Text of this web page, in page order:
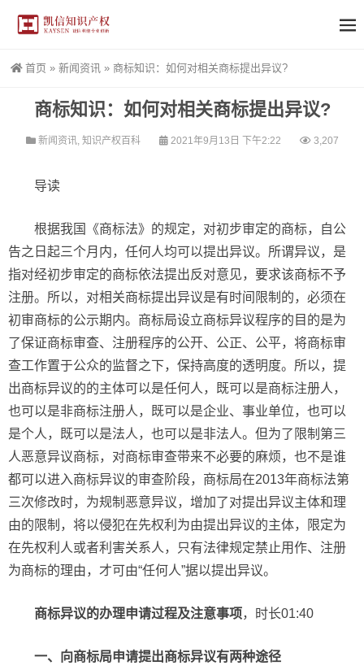
首页 » 新闻资讯 » 商标知识：如何对相关商标提出异议?
商标知识：如何对相关商标提出异议?
新闻资讯, 知识产权百科 2021年9月13日 下午2:22 3,207
导读
根据我国《商标法》的规定，对初步审定的商标，自公
告之日起三个月内，任何人均可以提出异议。所谓异议，是
指对经初步审定的商标依法提出反对意见，要求该商标不予
注册。所以，对相关商标提出异议是有时间限制的，必须在
初审商标的公示期内。商标局设立商标异议程序的目的是为
了保证商标审查、注册程序的公开、公正、公平，将商标审
查工作置于公众的监督之下，保持高度的透明度。所以，提
出商标异议的的主体可以是任何人，既可以是商标注册人，
也可以是非商标注册人，既可以是企业、事业单位，也可以
是个人，既可以是法人，也可以是非法人。但为了限制第三
人恶意异议商标，对商标审查带来不必要的麻烦，也不是谁
都可以进入商标异议的审查阶段，商标局在2013年商标法第
三次修改时，为规制恶意异议，增加了对提出异议主体和理
由的限制，将以侵犯在先权利为由提出异议的主体，限定为
在先权利人或者利害关系人，只有法律规定禁止用作、注册
为商标的理由，才可由“任何人”据以提出异议。
商标异议的办理申请过程及注意事项，时长01:40
一、向商标局申请提出商标异议有两种途径